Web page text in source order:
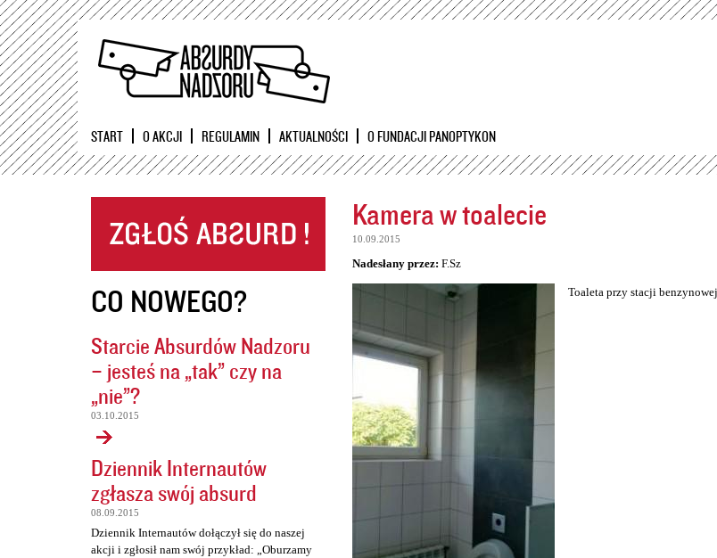
Przejdź
START O AKCJI REGULAMIN AKTUALNOŚCI O FUNDACJI PANOPTYKON
CO NOWEGO?
Starcie Absurdów Nadzoru
– jesteś na „tak” czy na
„nie”?
03.10.2015
Dziennik Internautów
zgłasza swój absurd
08.09.2015
Dziennik Internautów dołączył się do naszej
akcji i zgłosił nam swój przykład: „Oburzamy
Kamera w toalecie
10.09.2015
Nadesłany przez: F.Sz
Toaleta przy stacji